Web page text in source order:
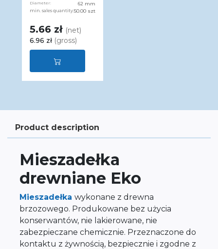
Diameter: 62 mm
min. sales quantity:50.00 szt
5.66 zł (net)
6.96 zł (gross)
Product description
Mieszadełka
drewniane Eko
Mieszadełka wykonane z drewna
brzozowego. Produkowane bez użycia
konserwantów, nie lakierowane, nie
zabezpieczane chemicznie. Przeznaczone do
kontaktu z żywnością, bezpiecznie i zgodne z